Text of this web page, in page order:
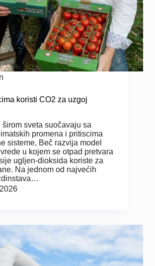
koristi CO2 za uzgoj
širom sveta suočavaju sa
promena i pritiscima
sisteme, Beč razvija model
u kojem se otpad pretvara
ugljen-dioksida koriste za
Na jednom od najvećih